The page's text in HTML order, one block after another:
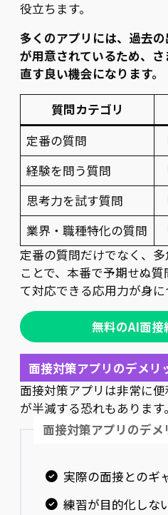
役立ちます。
多くのアプリには、過去
が用意されているため、
直す良い機会になります。
質問カテゴリ
定番の質問
経験を問う質問
思考力を試す質問
業界・職種特化の質問
定番の質問だけでなく、
ことで、本番で予期せぬ
て対応できる応用力が身に
無料のAI面
面接対策アプリのデメリ
面接対策アプリは非常に
が半減する恐れもあります。
面接対策アプリのデ
実際の面接とのギ
練習が目的化しな